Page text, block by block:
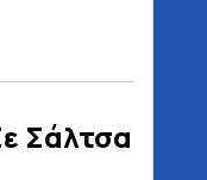
Σάλτσα